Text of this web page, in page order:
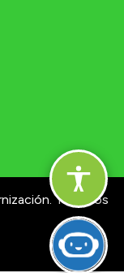
Términos